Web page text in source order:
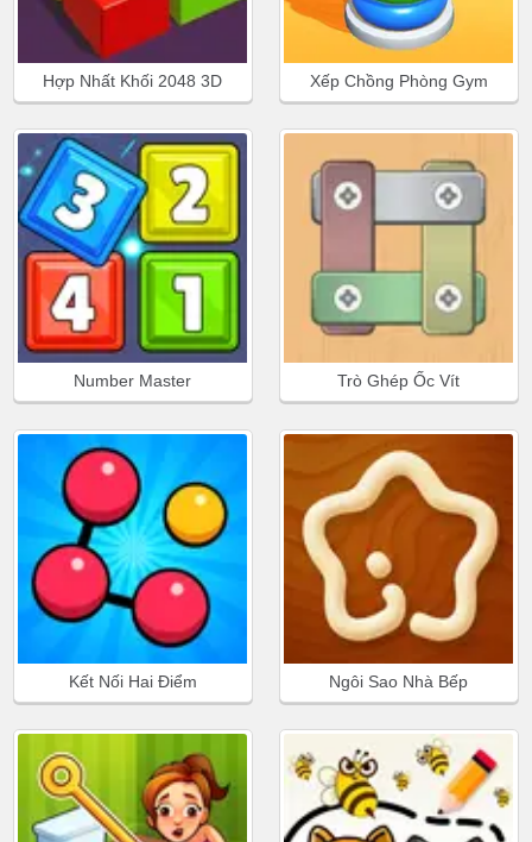
Hợp Nhất Khối 2048 3D Xếp Chồng Phòng Gym
Number Master Trò Ghép Ốc Vít
Kết Nối Hai Điểm Ngôi Sao Nhà Bếp